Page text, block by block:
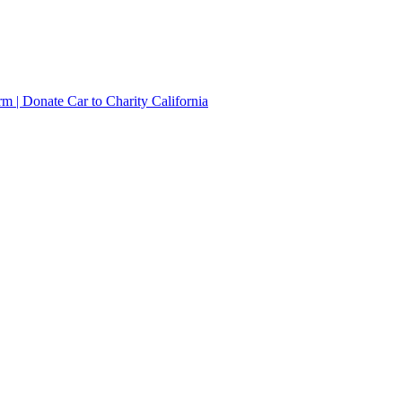
| Donate Car to Charity California